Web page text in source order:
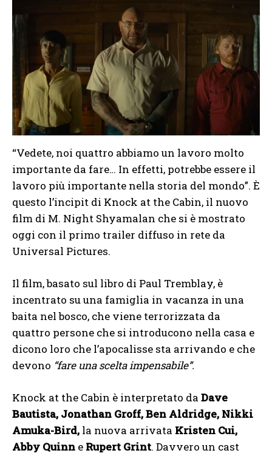
“Vedete, noi quattro abbiamo un lavoro molto
importante da fare… In effetti, potrebbe essere il
lavoro più importante nella storia del mondo”. È
questo l’incipit di Knock at the Cabin, il nuovo
film di M. Night Shyamalan che si è mostrato
oggi con il primo trailer diffuso in rete da
Universal Pictures.
Il film, basato sul libro di Paul Tremblay, è
incentrato su una famiglia in vacanza in una
baita nel bosco, che viene terrorizzata da
quattro persone che si introducono nella casa e
dicono loro che l’apocalisse sta arrivando e che
devono “fare una scelta impensabile”.
Knock at the Cabin è interpretato da Dave
Bautista, Jonathan Groff, Ben Aldridge, Nikki
Amuka-Bird, la nuova arrivata Kristen Cui,
Abby Quinn e Rupert Grint. Davvero un cast